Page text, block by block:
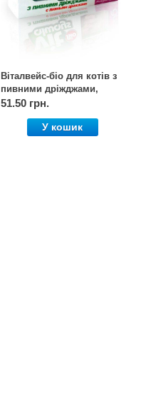
Віталвейс-біо для котів з
пивними дріжджами,
банку 100 табл., OLKAR.
51.50 грн.
У кошик